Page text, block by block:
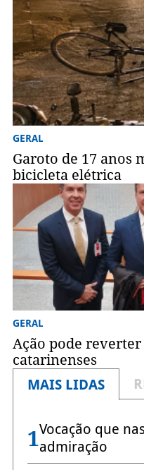
GERAL
Garoto de 17 anos
bicicleta elétrica
GERAL
Ação pode reverter
catarinenses
MAIS LIDAS
1Vocação que
admiração